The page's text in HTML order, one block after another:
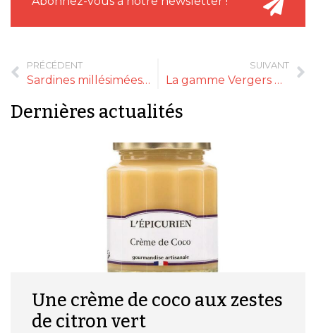
PRÉCÉDENT
Sardines millésimées 2023
SUIVANT
La gamme Vergers de France
Dernières actualités
Une crème de coco aux zestes
de citron vert